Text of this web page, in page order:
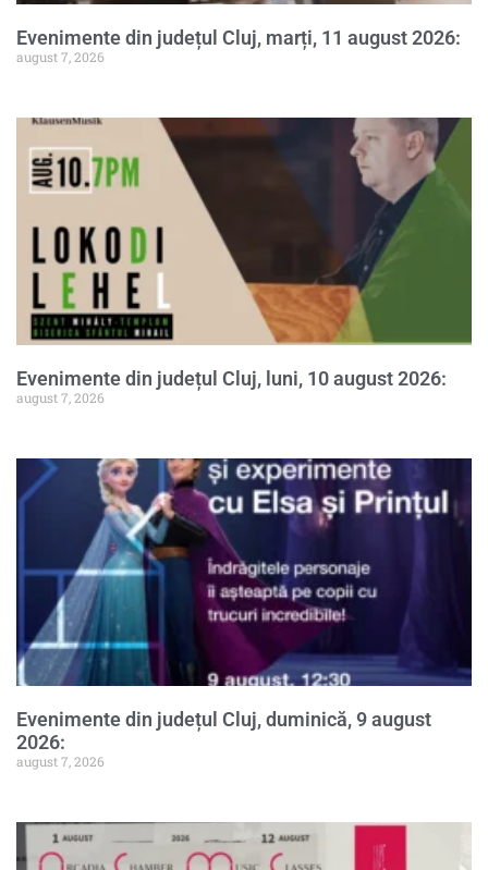
Evenimente din județul Cluj, marți, 11 august 2026:
august 7, 2026
Evenimente din județul Cluj, luni, 10 august 2026:
august 7, 2026
Evenimente din județul Cluj, duminică, 9 august
2026:
august 7, 2026